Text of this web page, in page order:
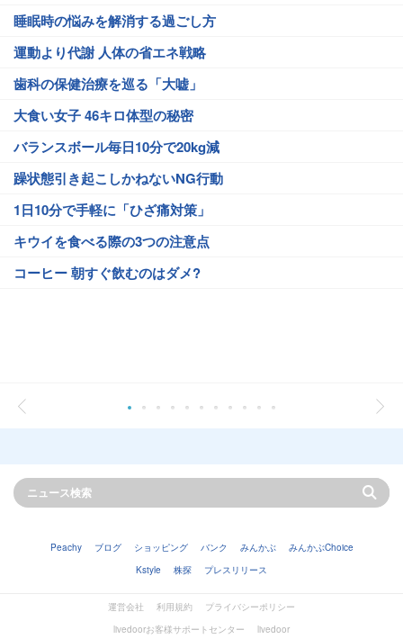
睡眠時の悩みを解消する過ごし方
運動より代謝 人体の省エネ戦略
歯科の保健治療を巡る「大嘘」
大食い女子 46キロ体型の秘密
バランスボール毎日10分で20kg減
躁状態引き起こしかねないNG行動
1日10分で手軽に「ひざ痛対策」
キウイを食べる際の3つの注意点
コーヒー 朝すぐ飲むのはダメ?
Peachy ブログ ショッピング バンク みんかぶ
みんかぶChoice
Kstyle
株探 プレスリリース
運営会社 利用規約
プライバシーポリシー
livedoorお客様サポートセンター
livedoor